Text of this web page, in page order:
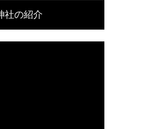
社の紹介